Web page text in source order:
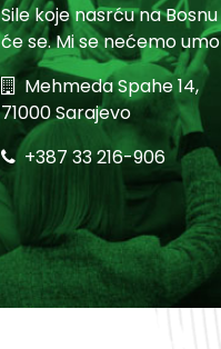
Sile koje nasrću na
će se. Mi se nećemo
Mehmeda Spahe 14,
71000 Sarajevo
+387 33 216-906